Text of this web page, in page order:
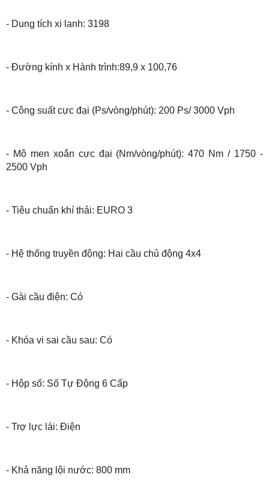
- Dung tích xi lanh: 3198
- Đường kính x Hành trình:89,9 x 100,76
- Công suất cực đại (Ps/vòng/phút): 200 Ps/ 3000 Vph
- Mô men xoắn cực đại (Nm/vòng/phút): 470 Nm / 1750 -
2500 Vph
- Tiêu chuẩn khí thải: EURO 3
- Hệ thống truyền động: Hai cầu chủ động 4x4
- Gài cầu điện: Có
- Khóa vi sai cầu sau: Có
- Hộp số: Số Tự Động 6 Cấp
- Trợ lực lái: Điện
- Khả năng lội nước: 800 mm